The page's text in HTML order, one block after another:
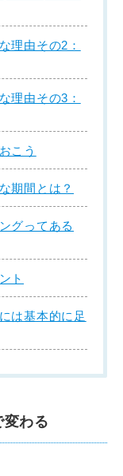
理由その2：
理由その3：
こう
期間とは？
グってある
ト
は基本的に足
わる